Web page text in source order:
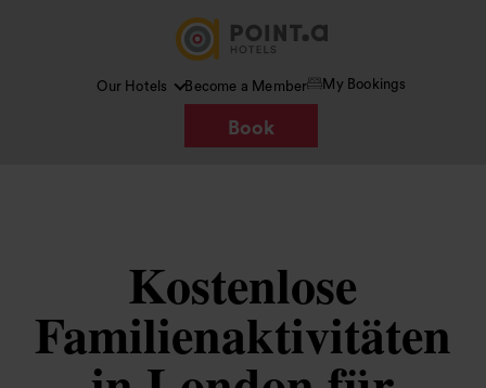
Our Hotels Become a Member My Bookings
Book
Kostenlose
Familienaktivitäten